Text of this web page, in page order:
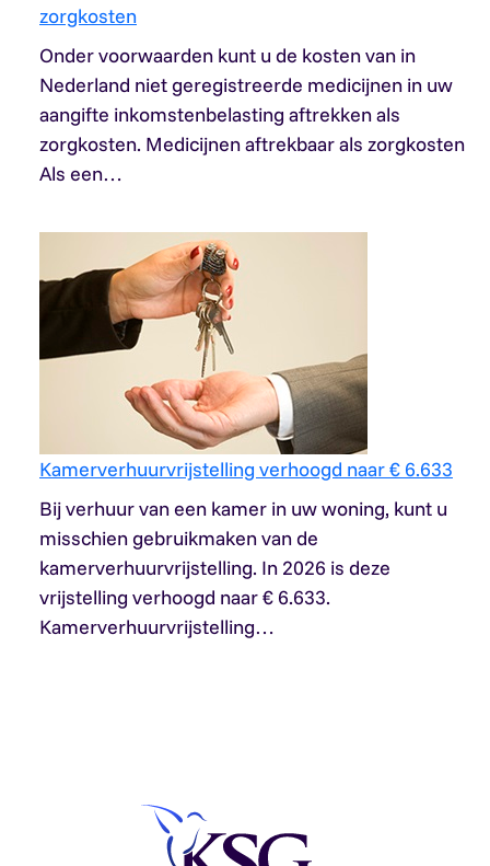
zorgkosten
Onder voorwaarden kunt u de kosten van in
Nederland niet geregistreerde medicijnen in uw
aangifte inkomstenbelasting aftrekken als
zorgkosten. Medicijnen aftrekbaar als zorgkosten
Als een…
Kamerverhuurvrijstelling verhoogd naar € 6.633
Bij verhuur van een kamer in uw woning, kunt u
misschien gebruikmaken van de
kamerverhuurvrijstelling. In 2026 is deze
vrijstelling verhoogd naar € 6.633.
Kamerverhuurvrijstelling…